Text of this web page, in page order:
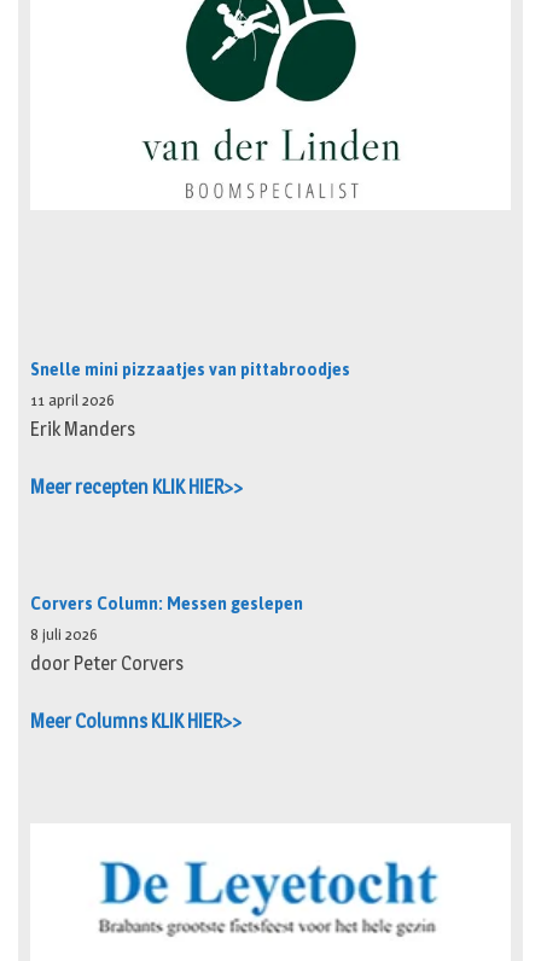
Snelle mini pizzaatjes van pittabroodjes
11 april 2026
Erik Manders
Meer recepten KLIK HIER>>
Corvers Column: Messen geslepen
8 juli 2026
door Peter Corvers
Meer Columns KLIK HIER>>